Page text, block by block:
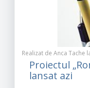
Realizat de Anca Tache
Proiectul
lansat azi